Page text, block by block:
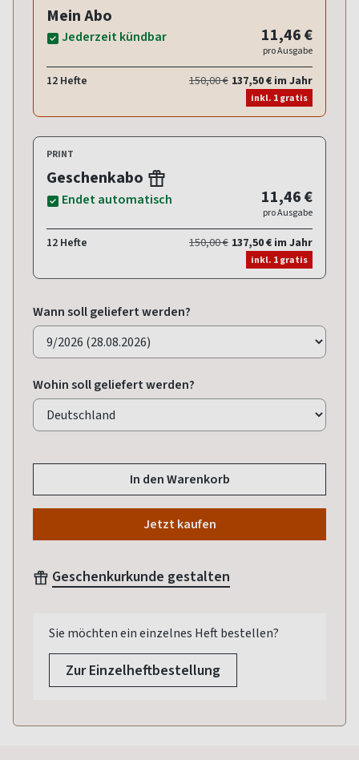
Mein Abo
Jederzeit kündbar 11,46 €
pro Ausgabe
12 Hefte 150,00 € 137,50 € im Jahr
inkl. 1 gratis
PRINT
Geschenkabo
Endet automatisch 11,46 €
pro Ausgabe
12 Hefte 150,00 € 137,50 € im Jahr
inkl. 1 gratis
Wann soll geliefert werden?
Wohin soll geliefert werden?
In den Warenkorb
Jetzt kaufen
Geschenkurkunde gestalten
Sie möchten ein einzelnes Heft bestellen?
Zur Einzelheftbestellung